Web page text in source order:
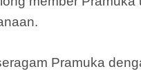
Pramuka